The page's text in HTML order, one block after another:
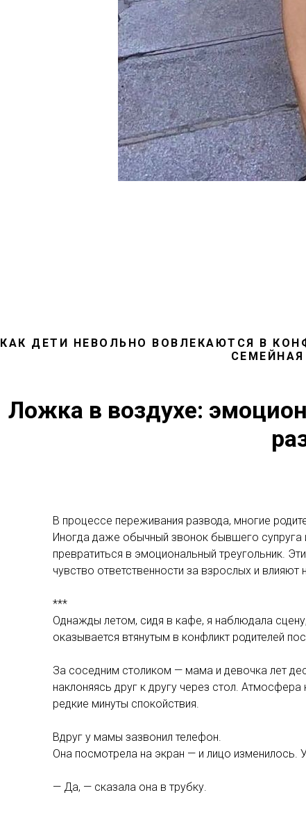
КАК ДЕТИ НЕВОЛЬНО ВОВЛЕКАЮТСЯ В
Ложка в воздухе:
В процессе переживания развода, многие
Иногда даже обычный звонок бывшего
превратиться в эмоциональный треугольник.
чувство ответственности за взрослых и
***
Однажды летом, сидя в кафе, я наблюдала
оказывается втянутым в конфликт родителей
За соседним столиком — мама и девочка лет
наклоняясь друг к другу через стол.
редкие минуты спокойствия.
Вдруг у мамы зазвонил телефон.
Она посмотрела на экран — и лицо изменилось.
— Да, — сказала она в трубку.